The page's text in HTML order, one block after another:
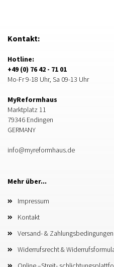
Kontakt:
Hotline:
+49 (0) 76 42 - 71 01
Mo-Fr 9-18 Uhr, Sa 09-13 Uhr
MyReformhaus
Marktplatz 11
79346 Endingen
GERMANY
info@myreformhaus.de
Mehr über...
Impressum
Kontakt
Versand- & Zahlungsbedingungen
Widerrufsrecht &